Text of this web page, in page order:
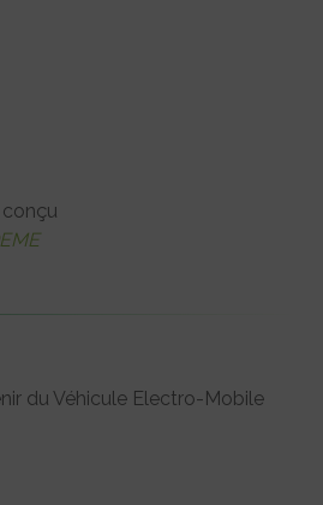
conçu
du Véhicule Electro-Mobile